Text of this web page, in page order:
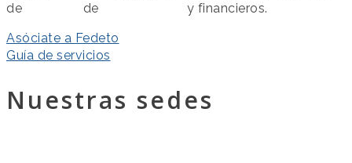
de
de
y financieros.
Asóciate a Fedeto
Guía de servicios
Nuestras sedes